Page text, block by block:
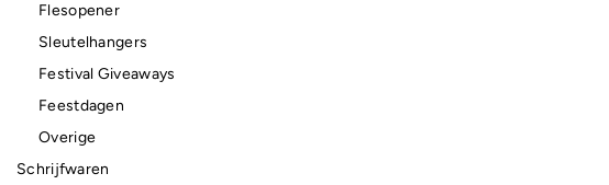
Flesopener
Sleutelhangers
Festival Giveaways
Feestdagen
Overige
Schrijfwaren